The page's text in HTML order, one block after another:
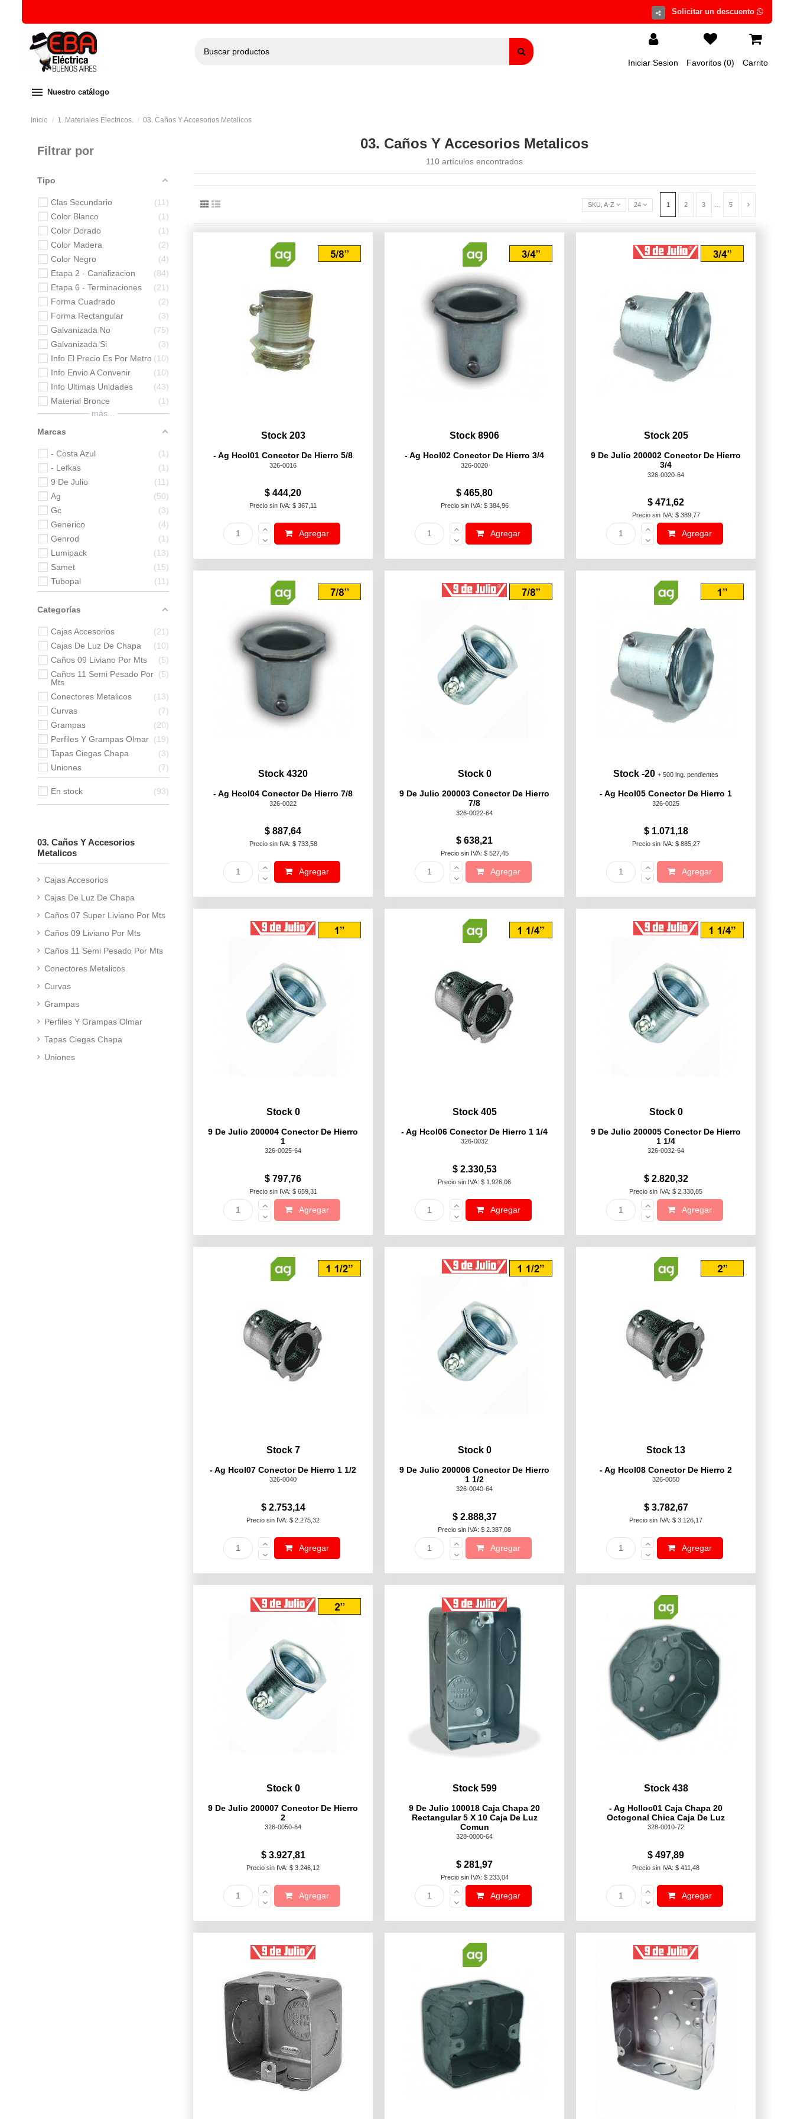
Iniciar Sesion Favoritos (0) Carrito
menu Nuestro catálogo
Inicio 1. Materiales Electricos. 03. Caños Y Accesorios Metalicos
03. Caños Y Accesorios Metalicos
110 artículos encontrados
SKU, A-Z
Stock 203
- Ag Hcol01 Conector De Hierro 5/8
326-0016
$ 444,20
Precio sin IVA: $ 367,11
Agregar
Stock 8906
- Ag Hcol02 Conector De Hierro 3/4
326-0020
$ 465,80
Precio sin IVA: $ 384,96
Agregar
Stock 205
9 De Julio 200002 Conector De Hierro
3/4
326-0020-64
$ 471,62
Precio sin IVA: $ 389,77
Agregar
Stock 4320
- Ag Hcol04 Conector De Hierro 7/8
326-0022
$ 887,64
Precio sin IVA: $ 733,58
Agregar
Stock 0
9 De Julio 200003 Conector De Hierro
7/8
326-0022-64
$ 638,21
Precio sin IVA: $ 527,45
Agregar
Stock -20 + 500 ing. pendientes
- Ag Hcol05 Conector De Hierro 1
326-0025
$ 1.071,18
Precio sin IVA: $ 885,27
Agregar
Stock 0
9 De Julio 200004 Conector De Hierro
1
326-0025-64
$ 797,76
Precio sin IVA: $ 659,31
Agregar
Stock 405
- Ag Hcol06 Conector De Hierro 1 1/4
326-0032
$ 2.330,53
Precio sin IVA: $ 1.926,06
Agregar
Stock 0
9 De Julio 200005 Conector De Hierro
1 1/4
326-0032-64
$ 2.820,32
Precio sin IVA: $ 2.330,85
Agregar
Stock 7
- Ag Hcol07 Conector De Hierro 1 1/2
326-0040
$ 2.753,14
Precio sin IVA: $ 2.275,32
Agregar
Stock 0
9 De Julio 200006 Conector De Hierro
1 1/2
326-0040-64
$ 2.888,37
Precio sin IVA: $ 2.387,08
Agregar
Stock 13
- Ag Hcol08 Conector De Hierro 2
326-0050
$ 3.782,67
Precio sin IVA: $ 3.126,17
Agregar
Stock 0
9 De Julio 200007 Conector De Hierro
2
326-0050-64
$ 3.927,81
Precio sin IVA: $ 3.246,12
Agregar
Stock 599
9 De Julio 100018 Caja Chapa 20
Rectangular 5 X 10 Caja De Luz
Comun
328-0000-64
$ 281,97
Precio sin IVA: $ 233,04
Agregar
Stock 438
- Ag Hclloc01 Caja Chapa 20
Octogonal Chica Caja De Luz
328-0010-72
$ 497,89
Precio sin IVA: $ 411,48
Agregar
Filtrar por
Tipo
Clas Secundario
11
Color Blanco
1
Color Dorado
1
Color Madera
2
Color Negro
4
Etapa 2 - Canalizacion
84
Etapa 6 - Terminaciones
21
Forma Cuadrado
2
Forma Rectangular
3
Galvanizada No
75
Galvanizada Si
3
Info El Precio Es Por Metro
10
Info Envio A Convenir
10
Info Ultimas Unidades
43
Material Bronce
1
más...
Marcas
- Costa Azul
1
- Lefkas
1
9 De Julio
11
Ag
50
Gc
3
Generico
4
Genrod
1
Lumipack
13
Samet
15
Tubopal
11
Categorías
Cajas Accesorios
21
Cajas De Luz De Chapa
10
Caños 09 Liviano Por Mts
5
Caños 11 Semi Pesado Por
Mts
5
Conectores Metalicos
13
Curvas
7
Grampas
20
Perfiles Y Grampas Olmar
19
Tapas Ciegas Chapa
3
Uniones
7
En stock 93
03. Caños Y Accesorios
Metalicos
Cajas Accesorios
Cajas De Luz De Chapa
Caños 07 Super Liviano Por Mts
Caños 09 Liviano Por Mts
Caños 11 Semi Pesado Por Mts
Conectores Metalicos
Curvas
Grampas
Perfiles Y Grampas Olmar
Tapas Ciegas Chapa
Uniones